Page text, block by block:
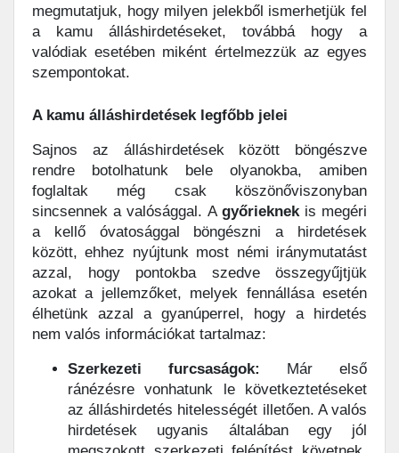
megmutatjuk, hogy milyen jelekből ismerhetjük fel
a kamu álláshirdetéseket, továbbá hogy a
valódiak esetében miként értelmezzük az egyes
szempontokat.
A kamu álláshirdetések legfőbb jelei
Sajnos az álláshirdetések között böngészve
rendre botolhatunk bele olyanokba, amiben
foglaltak még csak köszönőviszonyban
sincsennek a valósággal. A győrieknek is megéri
a kellő óvatosággal böngészni a hirdetések
között, ehhez nyújtunk most némi iránymutatást
azzal, hogy pontokba szedve összegyűjtjük
azokat a jellemzőket, melyek fennállása esetén
élhetünk azzal a gyanúperrel, hogy a hirdetés
nem valós információkat tartalmaz:
Szerkezeti furcsaságok: Már első
ránézésre vonhatunk le következtetéseket
az álláshirdetés hitelességét illetően. A valós
hirdetések ugyanis általában egy jól